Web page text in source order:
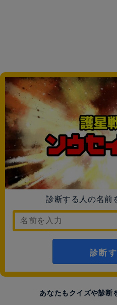
診断する人の名前
診断
あなたもクイズや診断